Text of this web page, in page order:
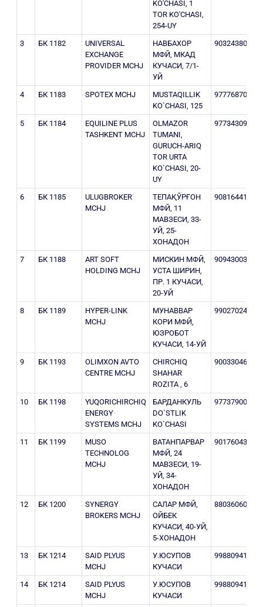
KO'CHASI, 1
TOR KO'CHASI,
254-UY
3 БК 1182
UNIVERSAL
EXCHANGE
PROVIDER MCHJ
НАВБАХОР
МФЙ, МКАД
КУЧАСИ, 7/1-
УЙ
903243800
4 БК 1183 SPOTEX MCHJ
MUSTAQILLIK
KO`CHASI, 125
977768701
5 БК 1184
EQUILINE PLUS
TASHKENT MCHJ
OLMAZOR
TUMANI,
GURUCH-ARIQ
TOR URTA
KO`CHASI, 20-
UY
977343099
6 БК 1185
ULUGBROKER
MCHJ
ТЕПАҚЎРҒОН
МФЙ, 11
МАВЗЕСИ, 33-
УЙ, 25-
ХОНАДОН
908164414
7 БК 1188
ART SOFT
HOLDING MCHJ
МИСКИН МФЙ,
УСТА ШИРИН,
ПР. 1 КУЧАСИ,
20-УЙ
909430035
8 БК 1189
HYPER-LINK
MCHJ
МУНАВВАР
КОРИ МФЙ,
ЮЗРОБОТ
КУЧАСИ, 14-УЙ
990270246
9 БК 1193
OLIMXON AVTO
CENTRE MCHJ
CHIRCHIQ
SHAHAR
ROZITA , 6
900330463
10 БК 1198
YUQORICHIRCHIQ
ENERGY
SYSTEMS MCHJ
БАРДАНКУЛЬ
DO`STLIK
KO`CHASI
977379000
11 БК 1199
MUSO
TECHNOLOG
MCHJ
ВАТАНПАРВАР
МФЙ, 24
МАВЗЕСИ, 19-
УЙ, 34-
ХОНАДОН
901760433
12 БК 1200
SYNERGY
BROKERS MCHJ
САЛАР МФЙ,
ОЙБЕК
КУЧАСИ, 40-УЙ,
5-ХОНАДОН
880360609
13 БК 1214
SAID PLYUS
MCHJ
У.ЮСУПОВ
КУЧАСИ
998809410
14 БК 1214
SAID PLYUS
MCHJ
У.ЮСУПОВ
КУЧАСИ
998809410